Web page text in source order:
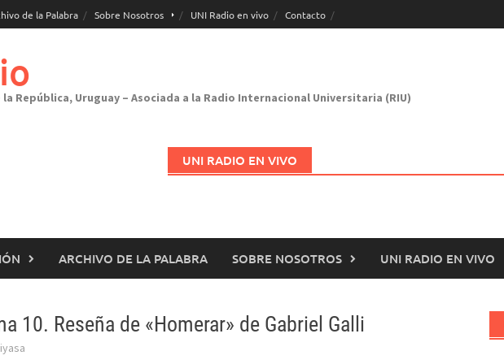
de la Palabra Sobre Nosotros UNI Radio en vivo Contacto
la República, Uruguay – Asociada a la Radio Internacional Universitaria (RIU)
UNI RADIO EN VIVO
ARCHIVO DE LA PALABRA SOBRE NOSOTROS UNI RADIO EN VIVO
10. Reseña de «Homerar» de Gabriel Galli